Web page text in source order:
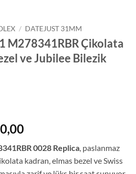
/ DATEJUST 31MM
M278341RBR Çikolata
ve Jubilee Bilezik
Fiyat
$175,00
-
0028 Replica, paslanmaz
kadran, elmas bezel ve Swiss